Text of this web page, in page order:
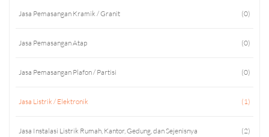
Jasa Pemasangan Kramik / Granit (0)
Jasa Pemasangan Atap (0)
Jasa Pemasangan Plafon / Partisi (0)
Jasa Listrik / Elektronik (1)
Jasa Instalasi Listrik Rumah, Kantor, Gedung, dan Sejenisnya (2)